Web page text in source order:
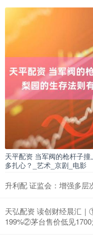
天平配资 当军阀的枪杆子
多扎心？_艺术_京剧_电影
升利配 证监会：增强多层
天弘配资 读创财经晨汇
199%②茅台售价低见1700